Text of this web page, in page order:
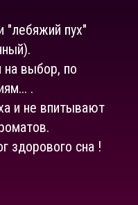
"лебяжий пух"
на выбор, по
.
и не впитывают
здорового сна !